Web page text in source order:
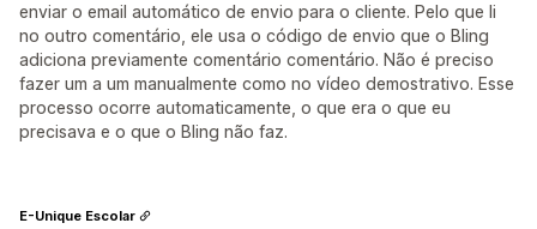
enviar o email automático de envio para o cliente. Pelo que li
no outro comentário, ele usa o código de envio que o Bling
adiciona previamente comentário comentário. Não é preciso
fazer um a um manualmente como no vídeo demostrativo. Esse
processo ocorre automaticamente, o que era o que eu
precisava e o que o Bling não faz.
E-Unique Escolar